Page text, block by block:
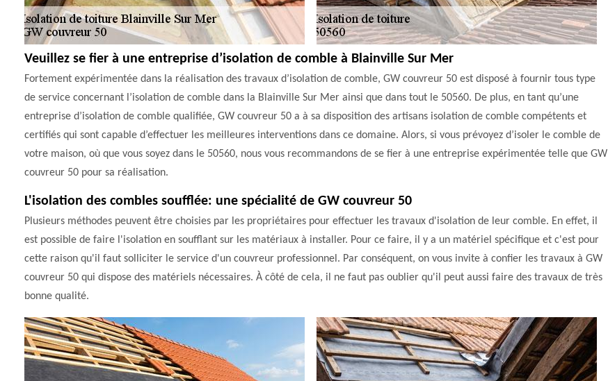
Veuillez se fier à une entreprise d’isolation de comble à Blainville Sur Mer
Fortement expérimentée dans la réalisation des travaux d’isolation de comble, GW couvreur 50 est disposé à fournir tous type
de service concernant l’isolation de comble dans la Blainville Sur Mer ainsi que dans tout le 50560. De plus, en tant qu’une
entreprise d’isolation de comble qualifiée, GW couvreur 50 a à sa disposition des artisans isolation de comble compétents et
certifiés qui sont capable d’effectuer les meilleures interventions dans ce domaine. Alors, si vous prévoyez d’isoler le comble de
votre maison, où que vous soyez dans le 50560, nous vous recommandons de se fier à une entreprise expérimentée telle que GW
couvreur 50 pour sa réalisation.
L'isolation des combles soufflée: une spécialité de GW couvreur 50
Plusieurs méthodes peuvent être choisies par les propriétaires pour effectuer les travaux d'isolation de leur comble. En effet, il
est possible de faire l'isolation en soufflant sur les matériaux à installer. Pour ce faire, il y a un matériel spécifique et c'est pour
cette raison qu'il faut solliciter le service d'un couvreur professionnel. Par conséquent, on vous invite à confier les travaux à GW
couvreur 50 qui dispose des matériels nécessaires. À côté de cela, il ne faut pas oublier qu'il peut aussi faire des travaux de très
bonne qualité.